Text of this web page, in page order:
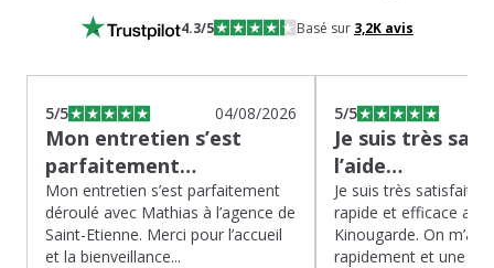
4.3/5 Basé sur 3,2Kavis
5/5 04/08/2026
Mon entretien s’est
parfaitement…
Mon entretien s’est parfaitement
déroulé avec Mathias à l’agence de
Saint-Etienne. Merci pour l’accueil
et la bienveillance...
5/5
Je suis très
l’aide…
Je suis très satisfaite
rapide et efficace
Kinougarde. On m’a
rapidement et une